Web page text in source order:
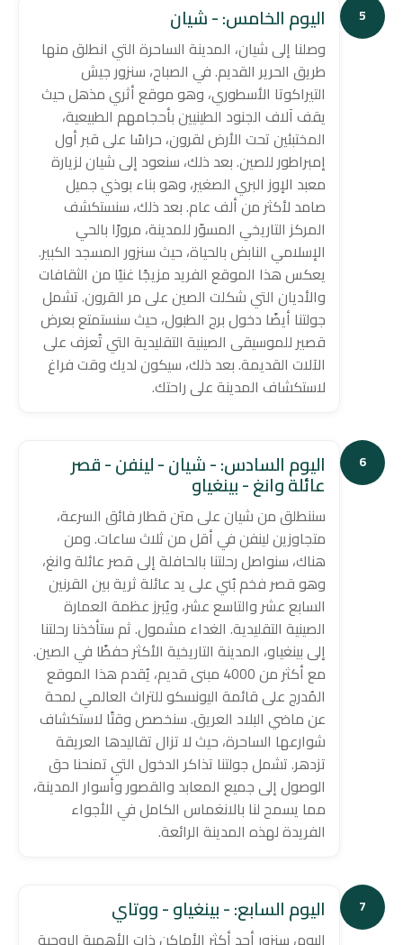
5 اليوم الخامس: - شيان
وصلنا إلى شيان، المدينة الساحرة التي انطلق منها
طريق الحرير القديم. في الصباح، سنزور جيش
التيراكوتا الأسطوري، وهو موقع أثري مذهل حيث
يقف آلاف الجنود الطينيين بأحجامهم الطبيعية،
المختبئين تحت الأرض لقرون، حراسًا على قبر أول
إمبراطور للصين. بعد ذلك، سنعود إلى شيان لزيارة
معبد الإوز البري الصغير، وهو بناء بوذي جميل
صامد لأكثر من ألف عام. بعد ذلك، سنستكشف
المركز التاريخي المسوّر للمدينة، مرورًا بالحي
الإسلامي النابض بالحياة، حيث سنزور المسجد الكبير.
يعكس هذا الموقع الفريد مزيجًا غنيًا من الثقافات
والأديان التي شكلت الصين على مر القرون. تشمل
جولتنا أيضًا دخول برج الطبول، حيث سنستمتع بعرض
قصير للموسيقى الصينية التقليدية التي تُعزف على
الآلات القديمة. بعد ذلك، سيكون لديك وقت فراغ
لاستكشاف المدينة على راحتك.
6 اليوم السادس: - شيان - لينفن - قصر
عائلة وانغ - بينغياو
سننطلق من شيان على متن قطار فائق السرعة،
متجاوزين لينفن في أقل من ثلاث ساعات. ومن
هناك، سنواصل رحلتنا بالحافلة إلى قصر عائلة وانغ،
وهو قصر فخم بُني على يد عائلة ثرية بين القرنين
السابع عشر والتاسع عشر، ويُبرز عظمة العمارة
الصينية التقليدية. الغداء مشمول. ثم ستأخذنا رحلتنا
إلى بينغياو، المدينة التاريخية الأكثر حفظًا في الصين.
مع أكثر من 4000 مبنى قديم، يُقدم هذا الموقع
المُدرج على قائمة اليونسكو للتراث العالمي لمحة
عن ماضي البلاد العريق. سنخصص وقتًا لاستكشاف
شوارعها الساحرة، حيث لا تزال تقاليدها العريقة
تزدهر. تشمل جولتنا تذاكر الدخول التي تمنحنا حق
الوصول إلى جميع المعابد والقصور وأسوار المدينة،
مما يسمح لنا بالانغماس الكامل في الأجواء
الفريدة لهذه المدينة الرائعة.
7 اليوم السابع: - بينغياو - ووتاي
اليوم، سنزور أحد أكثر الأماكن ذات الأهمية الروحية